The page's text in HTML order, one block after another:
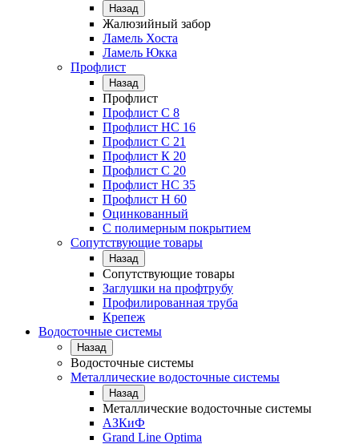
Назад
Жалюзийный забор
Ламель Хоста
Ламель Юкка
Профлист
Назад
Профлист
Профлист С 8
Профлист НС 16
Профлист C 21
Профлист К 20
Профлист С 20
Профлист НС 35
Профлист Н 60
Оцинкованный
С полимерным покрытием
Сопутствующие товары
Назад
Сопутствующие товары
Заглушки на профтрубу
Профилированная труба
Крепеж
Водосточные системы
Назад
Водосточные системы
Металлические водосточные системы
Назад
Металлические водосточные системы
АЗКиФ
Grand Line Optima